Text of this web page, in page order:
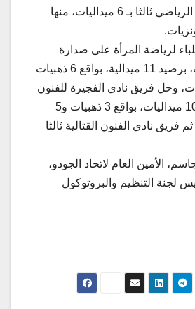
فريق نادي الشارقة الرياضي ثالثا بـ 6 ميداليات، منها
لرياضة المرأة على صدارة
منافسات فئة الإناث، برصيد 11 ميدالية، بواقع 6 ذهبيات
برونزيات، وحل فريق نادي الفجيرة للفنون
القتالية ثانيا برصيد 10 ميداليات، بواقع 3 ذهبيات و5
فريق نادي الفنون القتالية ثالثا
الأمين العام لاتحاد الجودو،
لجنة التنظيم والبروتوكول